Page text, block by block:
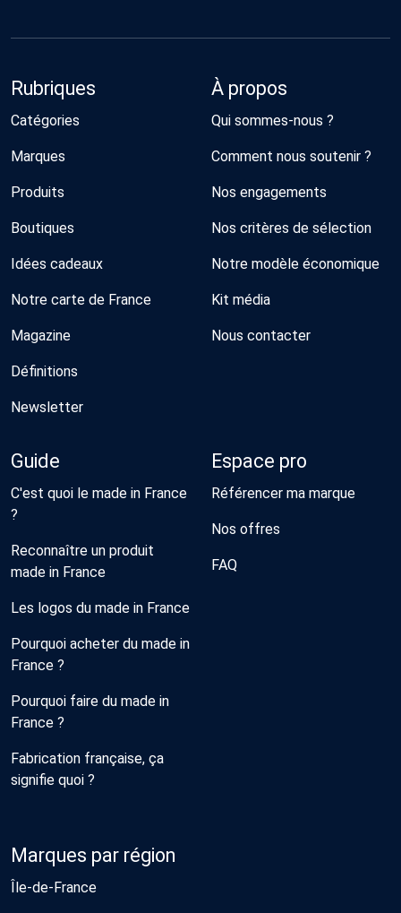
Rubriques
Catégories
Marques
Produits
Boutiques
Idées cadeaux
Notre carte de France
Magazine
Définitions
Newsletter
À propos
Qui sommes-nous ?
Comment nous soutenir ?
Nos engagements
Nos critères de sélection
Notre modèle économique
Kit média
Nous contacter
Guide
C'est quoi le made in France
?
Reconnaître un produit
made in France
Les logos du made in France
Pourquoi acheter du made in
France ?
Pourquoi faire du made in
France ?
Fabrication française, ça
signifie quoi ?
Espace pro
Référencer ma marque
Nos offres
FAQ
Marques par région
Île-de-France